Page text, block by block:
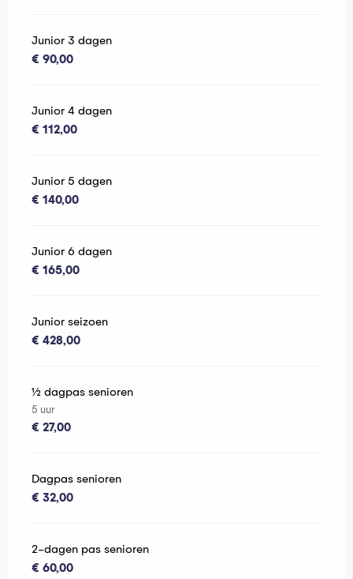
Junior 3 dagen
€ 90,00
Junior 4 dagen
€ 112,00
Junior 5 dagen
€ 140,00
Junior 6 dagen
€ 165,00
Junior seizoen
€ 428,00
½ dagpas senioren
5 uur
€ 27,00
Dagpas senioren
€ 32,00
2-dagen pas senioren
€ 60,00